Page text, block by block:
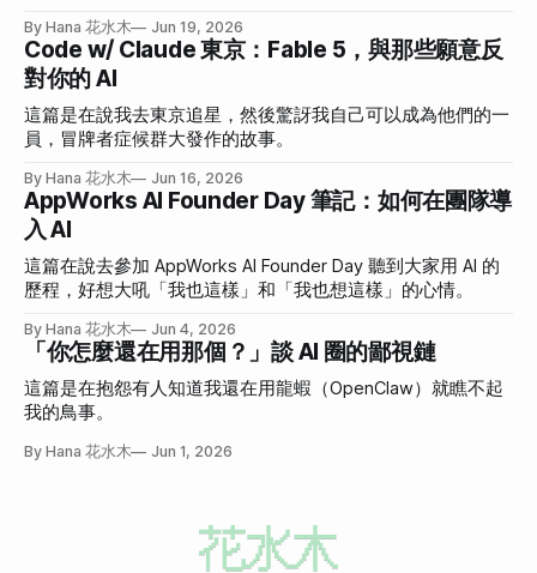
By Hana 花水木 Jun 19, 2026
Code w/ Claude 東京：Fable 5，與那些願意反
對你的 AI
這篇是在說我去東京追星，然後驚訝我自己可以成為他們的一
員，冒牌者症候群大發作的故事。
By Hana 花水木 Jun 16, 2026
AppWorks AI Founder Day 筆記：如何在團隊導
入 AI
這篇在說去參加 AppWorks AI Founder Day 聽到大家用 AI 的
歷程，好想大吼「我也這樣」和「我也想這樣」的心情。
By Hana 花水木 Jun 4, 2026
「你怎麼還在用那個？」談 AI 圈的鄙視鏈
這篇是在抱怨有人知道我還在用龍蝦（OpenClaw）就瞧不起
我的鳥事。
By Hana 花水木 Jun 1, 2026